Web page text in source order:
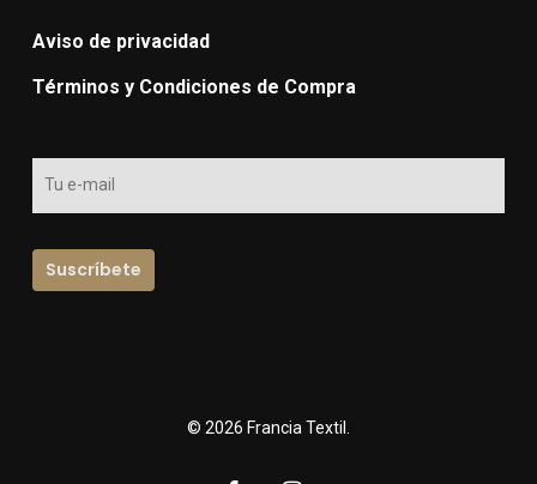
Aviso de privacidad
Términos y Condiciones de Compra
© 2026 Francia Textil.